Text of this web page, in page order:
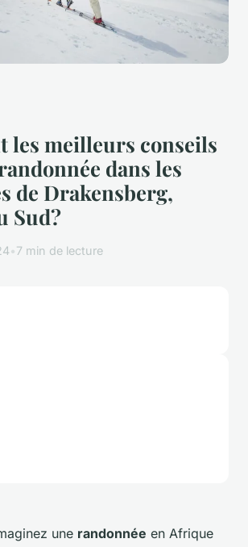
les meilleurs conseils
dans les
de Drakensberg,
Sud?
•7 min de lecture
une randonnée en Afrique